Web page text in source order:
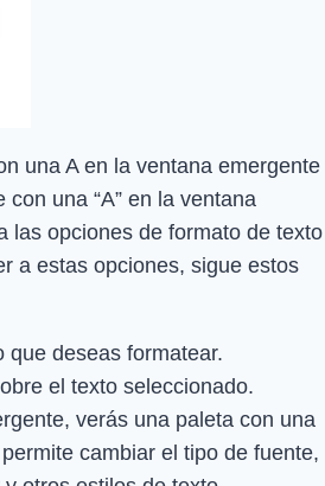
una A en la ventana emergente
una “A” en la ventana
las opciones de formato de texto
a estas opciones, sigue estos
que deseas formatear.
el texto seleccionado.
verás una paleta con una
cambiar el tipo de fuente,